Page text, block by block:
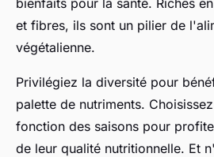
et fibres, ils sont un pilier de
végétalienne.
Privilégiez la diversité pour
palette de nutriments.
fonction des saisons pour
de leur qualité nutritionnelle. Et